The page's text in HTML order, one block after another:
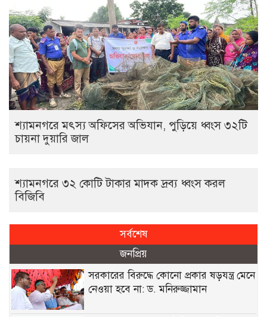
শ্যামনগরে মৎস্য অফিসের অভিযান, পুড়িয়ে ধ্বংস ৩২টি
চায়না দুয়ারি জাল
শ্যামনগরে ৩২ কোটি টাকার মাদক দ্রব্য ধ্বংস করল
বিজিবি
সর্বশেষ
জনপ্রিয়
সরকারের বিরুদ্ধে কোনো প্রকার ষড়যন্ত্র মেনে
নেওয়া হবে না: ড. মনিরুজ্জামান